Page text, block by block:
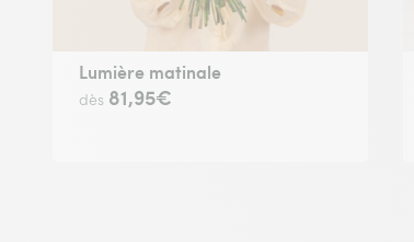
Lumière matinale
dès 81,95€